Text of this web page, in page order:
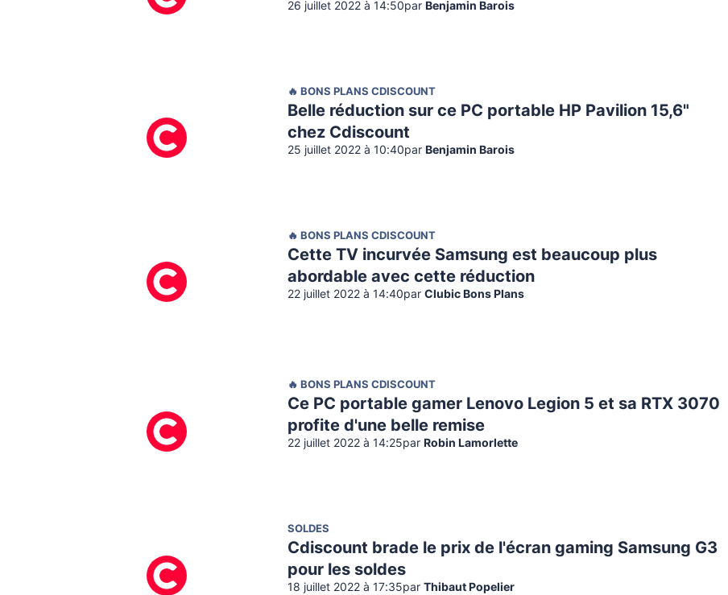
26 juillet 2022 à 14:50par Benjamin Barois
🔥 BONS PLANS CDISCOUNT
Belle réduction sur ce PC portable HP Pavilion 15,6"
chez Cdiscount
25 juillet 2022 à 10:40par Benjamin Barois
🔥 BONS PLANS CDISCOUNT
Cette TV incurvée Samsung est beaucoup plus
abordable avec cette réduction
22 juillet 2022 à 14:40par Clubic Bons Plans
🔥 BONS PLANS CDISCOUNT
Ce PC portable gamer Lenovo Legion 5 et sa RTX 3070
profite d'une belle remise
22 juillet 2022 à 14:25par Robin Lamorlette
SOLDES
Cdiscount brade le prix de l'écran gaming Samsung G3
pour les soldes
18 juillet 2022 à 17:35par Thibaut Popelier